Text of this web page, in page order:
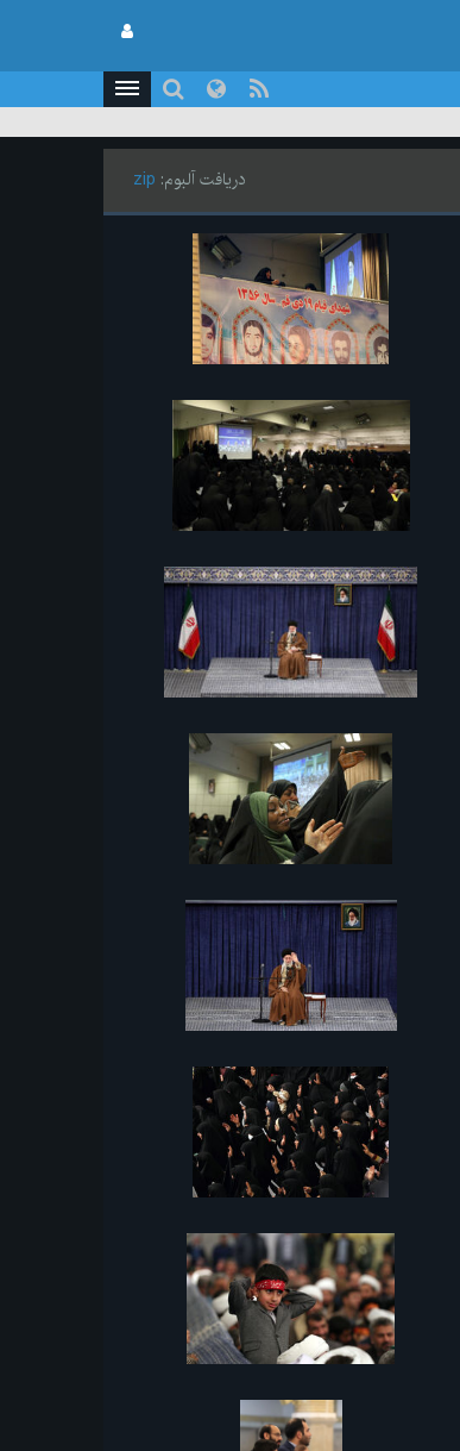
دریافت آلبوم: zip